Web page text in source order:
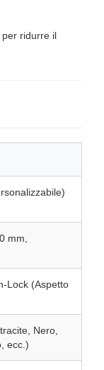
ridurre il
mm,
Lock (Aspetto
Nero,
ecc.)